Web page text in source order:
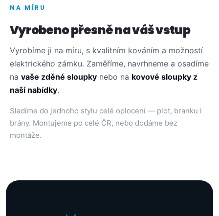
NA MÍRU
Vyrobeno přesně na váš vstup
Vyrobíme ji na míru, s kvalitním kováním a možností
elektrického zámku. Zaměříme, navrhneme a osadíme
na vaše zděné sloupky nebo na kovové sloupky z
naší nabídky.
Sladíme do jednoho stylu celé oplocení — plot, branku i
brány. Montujeme po celé ČR, nebo dodáme bez
montáže.